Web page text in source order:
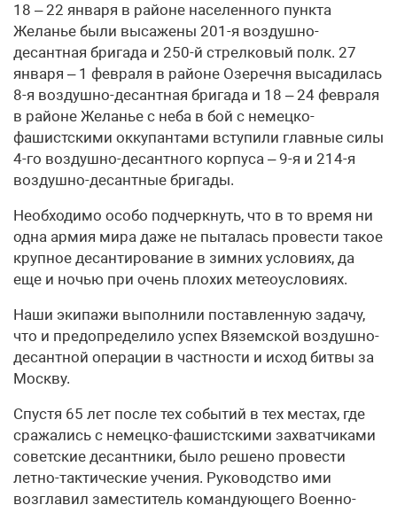
18 – 22 января в районе населенного пункта
Желанье были высажены 201-я воздушно-
десантная бригада и 250-й стрелковый полк. 27
января – 1 февраля в районе Озеречня высадилась
8-я воздушно-десантная бригада и 18 – 24 февраля
в районе Желанье с неба в бой с немецко-
фашистскими оккупантами вступили главные силы
4-го воздушно-десантного корпуса – 9-я и 214-я
воздушно-десантные бригады.
Необходимо особо подчеркнуть, что в то время ни
одна армия мира даже не пыталась провести такое
крупное десантирование в зимних условиях, да
еще и ночью при очень плохих метеоусловиях.
Наши экипажи выполнили поставленную задачу,
что и предопределило успех Вяземской воздушно-
десантной операции в частности и исход битвы за
Москву.
Спустя 65 лет после тех событий в тех местах, где
сражались с немецко-фашистскими захватчиками
советские десантники, было решено провести
летно-тактические учения. Руководство ими
возглавил заместитель командующего Военно-